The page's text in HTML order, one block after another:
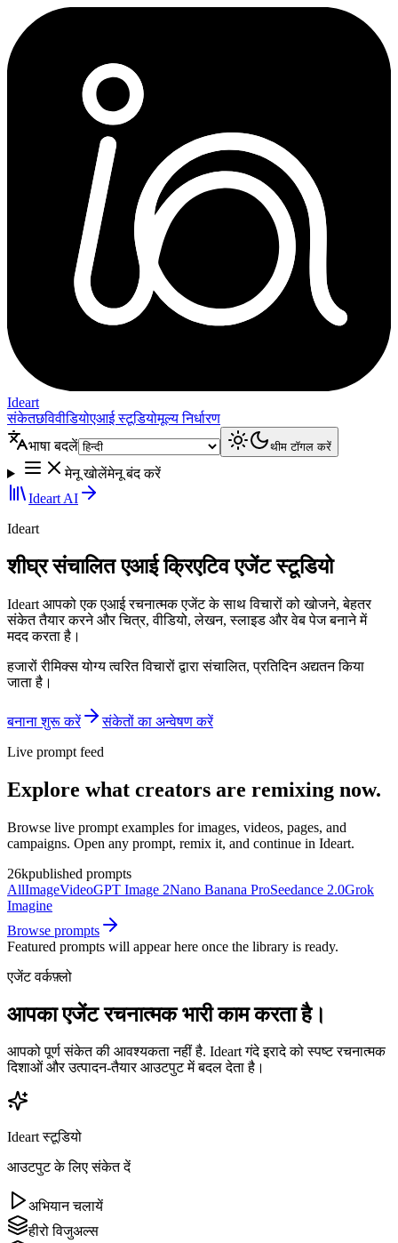
Ideart
संकेतछविवीडियोएआई स्टूडियोमूल्य निर्धारण
भाषा बदलें
थीम टॉगल करें
मेनू खोलेंमेनू बंद करें
Ideart AI
Ideart
शीघ्र संचालित एआई क्रिएटिव एजेंट स्टूडियो
Ideart आपको एक एआई रचनात्मक एजेंट के साथ विचारों को खोजने, बेहतर
संकेत तैयार करने और चित्र, वीडियो, लेखन, स्लाइड और वेब पेज बनाने में
मदद करता है।
हजारों रीमिक्स योग्य त्वरित विचारों द्वारा संचालित, प्रतिदिन अद्यतन किया
जाता है।
बनाना शुरू करें
संकेतों का अन्वेषण करें
Live prompt feed
Explore what creators are remixing now.
Browse live prompt examples for images, videos, pages, and
campaigns. Open any prompt, remix it, and continue in Ideart.
26kpublished prompts
AllImageVideoGPT Image 2Nano Banana ProSeedance 2.0Grok
Imagine
Browse prompts
Featured prompts will appear here once the library is ready.
एजेंट वर्कफ़्लो
आपका एजेंट रचनात्मक भारी काम करता है।
आपको पूर्ण संकेत की आवश्यकता नहीं है. Ideart गंदे इरादे को स्पष्ट रचनात्मक
दिशाओं और उत्पादन-तैयार आउटपुट में बदल देता है।
Ideart स्टूडियो
आउटपुट के लिए संकेत दें
अभियान चलायें
हीरो विजुअल्स